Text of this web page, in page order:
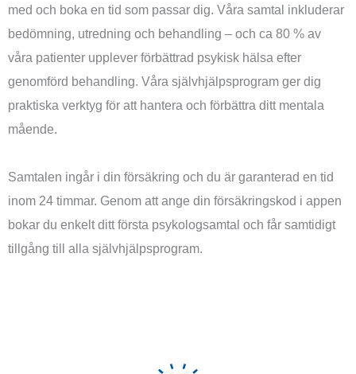
med och boka en tid som passar dig. Våra samtal inkluderar
bedömning, utredning och behandling – och ca 80 % av
våra patienter upplever förbättrad psykisk hälsa efter
genomförd behandling. Våra självhjälpsprogram ger dig
praktiska verktyg för att hantera och förbättra ditt mentala
mående.
Samtalen ingår i din försäkring och du är garanterad en tid
inom 24 timmar. Genom att ange din försäkringskod i appen
bokar du enkelt ditt första psykologsamtal och får samtidigt
tillgång till alla självhjälpsprogram.